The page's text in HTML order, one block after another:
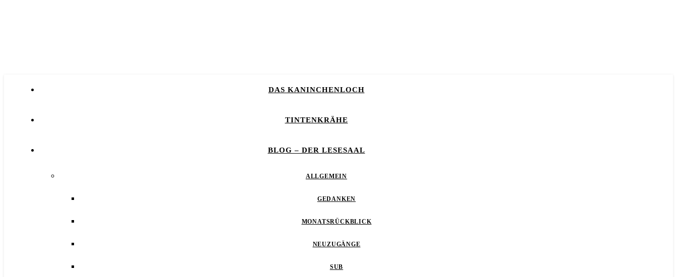
DAS KANINCHENLOCH
TINTENKRÄHE
BLOG – DER LESESAAL
ALLGEMEIN
GEDANKEN
MONATSRÜCKBLICK
NEUZUGÄNGE
SUB